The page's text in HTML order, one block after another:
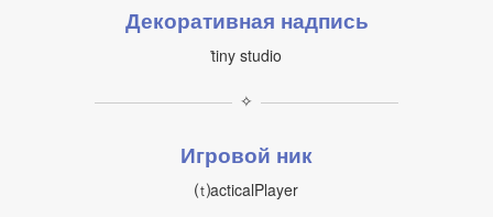
Декоративная надпись
ṫiny studio
✧
Игровой ник
⒯acticalPlayer